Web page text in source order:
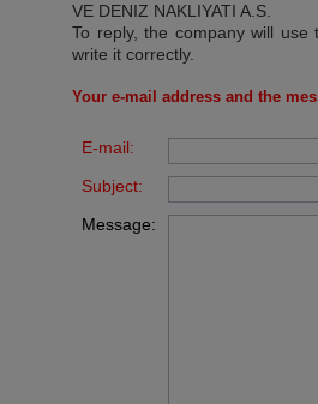
VE DENIZ NAKLIYATI A.S
To reply, the company will
write it correctly.
Your e-mail address and the
E-mail:
Subject:
Message: